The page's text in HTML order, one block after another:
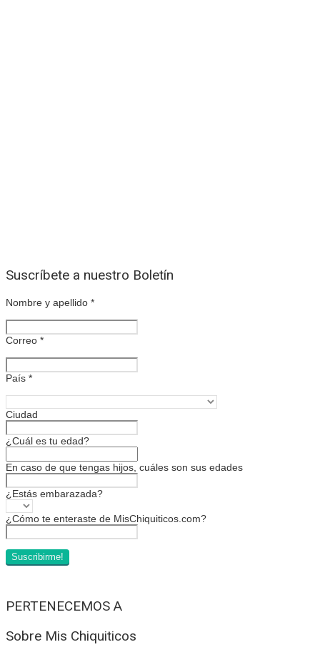
Suscríbete a nuestro Boletín
Nombre y apellido *
Correo *
País *
Ciudad
¿Cuál es tu edad?
En caso de que tengas hijos, cuáles son sus edades
¿Estás embarazada?
¿Cómo te enteraste de MisChiquiticos.com?
PERTENECEMOS A
Sobre Mis Chiquiticos